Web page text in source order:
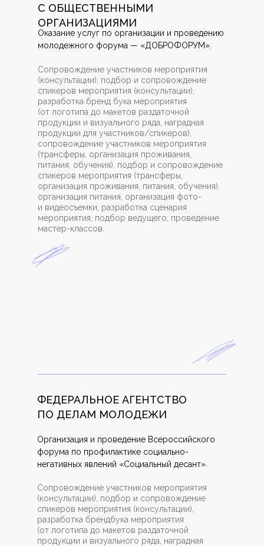
ФЕДЕРАЛЬНОЕ АГЕНТСТВО
ПО ДЕЛАМ МОЛОДЕЖИ
Организация и проведение Всероссийского
форума по профилактике социально-
негативных явлений «Социальный десант».
Сопровождение участников мероприятия
(консультации), подбор и сопровождение
спикеров мероприятия (консультации),
разработка брендбука мероприятия
(от логотипа до макетов раздаточной
продукции и визуального ряда, наградная
С ОБЩЕСТВЕННЫМИ
ОРГАНИЗАЦИЯМИ
Оказание услуг по организации и проведению
молодежного форума — «ДОБРОФОРУМ».
Сопровождение участников мероприятия
(консультации), подбор и сопровождение
спикеров мероприятия (консультации),
разработка бренд бука мероприятия
(от логотипа до макетов раздаточной
продукции и визуального ряда, наградная
продукции для участников/спикеров),
сопровождение участников мероприятия
(трансферы, организация проживания,
питания, обучения), подбор и сопровождение
спикеров мероприятия (трансферы,
организация проживания, питания, обучения),
организация питания, организация фото-
и видеосъемки, разработка сценария
мероприятия, подбор ведущего, проведение
мастер-классов.